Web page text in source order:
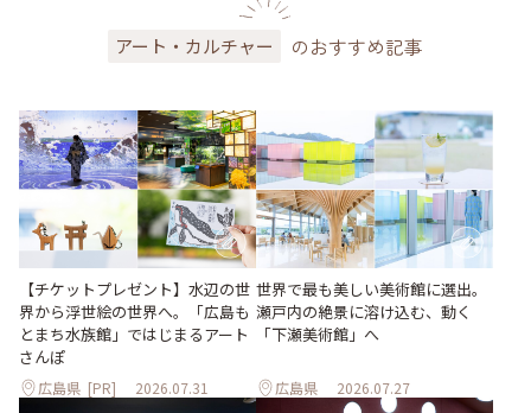
アート・カルチャー のおすすめ記事
【チケットプレゼント】水辺の世
界から浮世絵の世界へ。「広島も
とまち水族館」ではじまるアート
さんぽ
広島県 [PR] 2026.07.31
世界で最も美しい美術館に選出。
瀬戸内の絶景に溶け込む、動く
「下瀬美術館」へ
広島県 2026.07.27